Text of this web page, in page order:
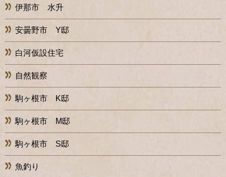
伊那市 水升
安曇野市 Y邸
白河仮設住宅
自然観察
駒ヶ根市 K邸
駒ヶ根市 M邸
駒ヶ根市 S邸
魚釣り